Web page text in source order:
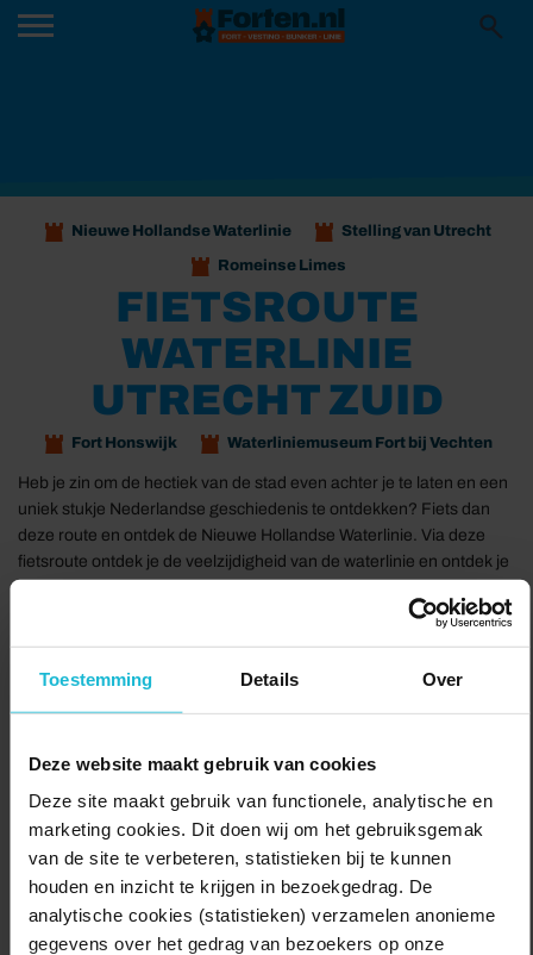
Toestemming Details Over
Deze website maakt gebruik van cookies
Deze site maakt gebruik van functionele, analytische en
marketing cookies. Dit doen wij om het gebruiksgemak
van de site te verbeteren, statistieken bij te kunnen
houden en inzicht te krijgen in bezoekgedrag. De
analytische cookies (statistieken) verzamelen anonieme
gegevens over het gedrag van bezoekers op onze
Nieuwe Hollandse Waterlinie Stelling van Utrecht
Romeinse Limes
FIETSROUTE
WATERLINIE
UTRECHT ZUID
Fort Honswijk Waterliniemuseum Fort bij Vechten
Heb je zin om de hectiek van de stad even achter je te laten en een
uniek stukje Nederlandse geschiedenis te ontdekken? Fiets dan
deze route en ontdek de Nieuwe Hollandse Waterlinie. Via deze
fietsroute ontdek je de veelzijdigheid van de waterlinie en ontdek je
zeker niet wilt missen is Fort Vechten, met het interactieve
goed bewaard gebleven als hier met de vele forten, kanalen en
Gedekte Gemeenschapsweg. Een bezoek aan het imposante Fort
voor een terrasje in het Oude Dorp van Fietsstad Houten of plof
neer bij de Laagravense Plassen.
De Nieuwe …
Naar de route Delen: